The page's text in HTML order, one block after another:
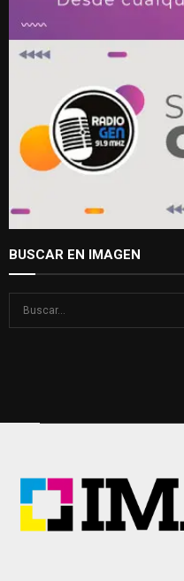
BUSCAR EN IMAGEN